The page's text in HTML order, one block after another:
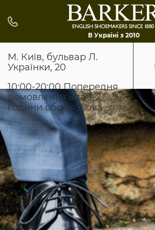
В Україні з 2010
М. Київ, бульвар Л.
Українки, 20
10:00-20:00 Попередня
домовленість за 1-2
години обов'язкова